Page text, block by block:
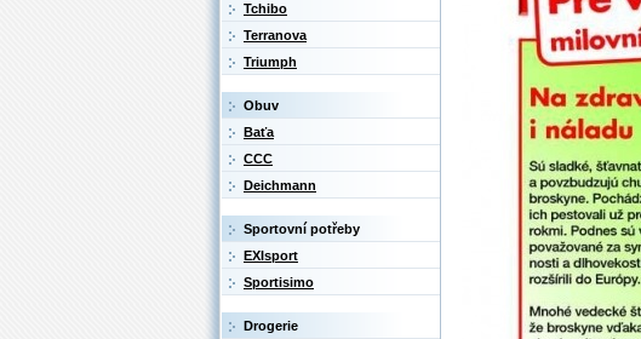
Tchibo
Terranova
Triumph
Obuv
Baťa
CCC
Deichmann
Sportovní potřeby
EXIsport
Sportisimo
Drogerie